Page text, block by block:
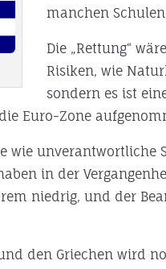
manchen
Die „Rettung“
Risiken, wie
sondern es ist
Euro-Zone
wie
in der
niedrig, und der
den Griechen wird